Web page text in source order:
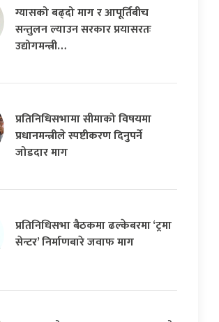
ग्यासको बढ्दो माग र आपूर्तिबीच
सन्तुलन ल्याउन सरकार प्रयासरतः
उद्योगमन्त्री…
प्रतिनिधिसभामा सीमाको विषयमा
प्रधानमन्त्रीले स्पष्टीकरण दिनुपर्ने
जोडदार माग
प्रतिनिधिसभा बैठकमा ढल्केबरमा ‘ट्रमा
सेन्टर’ निर्माणबारे जवाफ माग